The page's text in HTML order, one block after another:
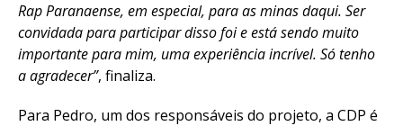
Rap Paranaense, em especial, para as minas daqui. Ser
convidada para participar disso foi e está sendo muito
importante para mim, uma experiência incrível. Só tenho
a agradecer”, finaliza.
Para Pedro, um dos responsáveis do projeto, a CDP é